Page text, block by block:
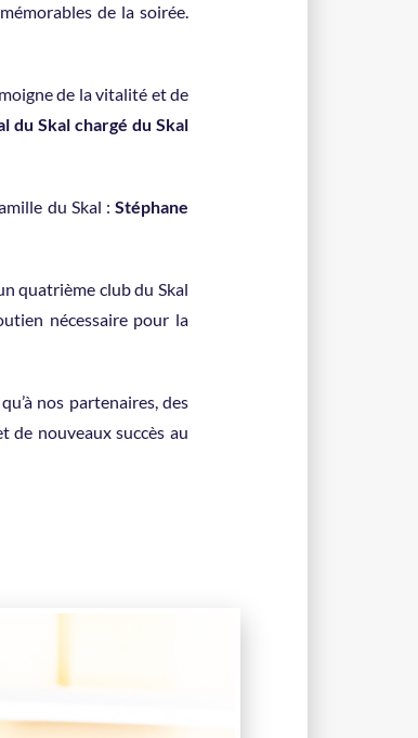
de la soirée.
de la vitalité et de
Skal chargé du Skal
du Skal : Stéphane
quatrième club du Skal
nécessaire pour la
nos partenaires, des
de nouveaux succès au